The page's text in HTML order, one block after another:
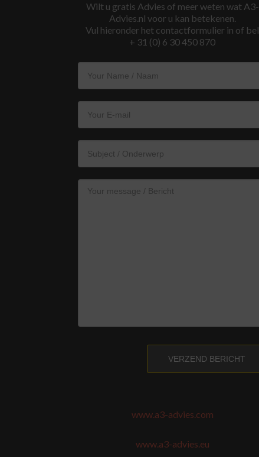
Wilt u gratis Advies of meer weten wat A3-
Advies.nl voor u kan betekenen.
Vul hieronder het contactformulier in of bel
+ 31 (0) 6 30 450 870
VERZEND BERICHT
www.a3-advies.com
www.a3-advies.eu